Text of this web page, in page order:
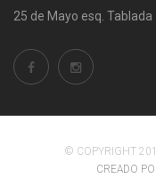
25 de Mayo esq.
© COPYRIGHT
CREADO